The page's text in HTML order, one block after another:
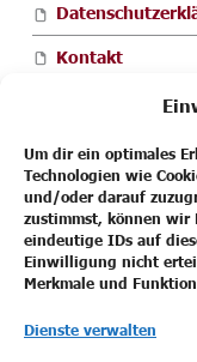
Um dir ein optimales
Technologien wie
und/oder darauf
zustimmst, können wir
eindeutige IDs auf
Einwilligung nicht
Merkmale und
Dienste verwalten
Kontakt
Cookie-
Impressum
Allgemeine
Kontakt